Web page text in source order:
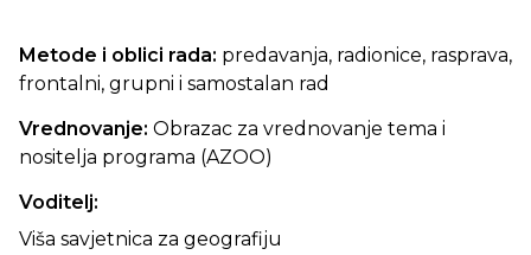
Metode i oblici rada: predavanja, radionice, rasprava,
frontalni, grupni i samostalan rad
Vrednovanje: Obrazac za vrednovanje tema i
nositelja programa (AZOO)
Voditelj:
Viša savjetnica za geografiju